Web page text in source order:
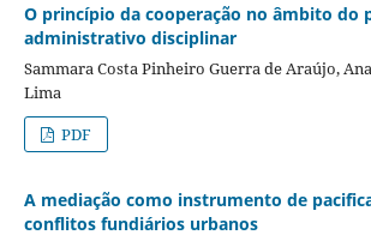
O princípio da cooperação no âmbito do
administrativo disciplinar
Sammara Costa Pinheiro Guerra de Araújo,
Lima
PDF
A mediação como instrumento de
conflitos fundiários urbanos